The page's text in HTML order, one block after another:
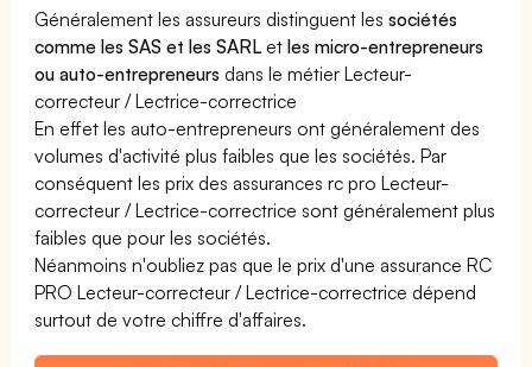
Généralement les assureurs distinguent lessociétés
comme les SAS et les SARL etles micro-entrepreneurs
ou auto-entrepreneurs dans le métier Lecteur-
correcteur / Lectrice-correctrice
En effet les auto-entrepreneurs ont généralement des
volumes d'activité plus faibles que les sociétés. Par
conséquent les prix des assurances rc pro Lecteur-
correcteur / Lectrice-correctrice sont généralement plus
faibles que pour les sociétés.
Néanmoins n'oubliez pas que le prix d'une assurance RC
PRO Lecteur-correcteur / Lectrice-correctrice dépend
surtout de votre chiffre d'affaires.